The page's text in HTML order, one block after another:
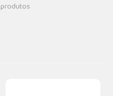
produtos